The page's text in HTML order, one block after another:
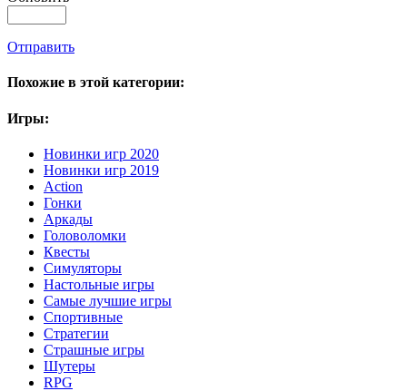
Отправить
Похожие в этой категории:
Игры:
Новинки игр 2020
Новинки игр 2019
Action
Гонки
Аркады
Головоломки
Квесты
Симуляторы
Настольные игры
Самые лучшие игры
Спортивные
Стратегии
Страшные игры
Шутеры
RPG